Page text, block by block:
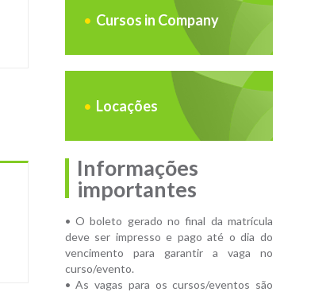
Cursos in Company
Locações
Informações
importantes
• O boleto gerado no final da matrícula
deve ser impresso e pago até o dia do
vencimento para garantir a vaga no
curso/evento.
• As vagas para os cursos/eventos são